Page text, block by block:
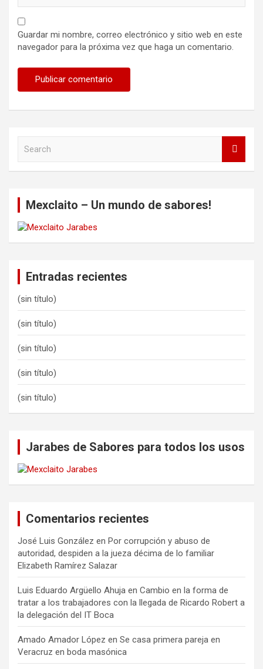
Guardar mi nombre, correo electrónico y sitio web en este
navegador para la próxima vez que haga un comentario.
Mexclaito – Un mundo de sabores!
Entradas recientes
(sin título)
(sin título)
(sin título)
(sin título)
(sin título)
Jarabes de Sabores para todos los usos
Comentarios recientes
José Luis González en Por corrupción y abuso de
autoridad, despiden a la jueza décima de lo familiar
Elizabeth Ramírez Salazar
Luis Eduardo Argüello Ahuja en Cambio en la forma de
tratar a los trabajadores con la llegada de Ricardo Robert a
la delegación del IT Boca
Amado Amador López en Se casa primera pareja en
Veracruz en boda masónica